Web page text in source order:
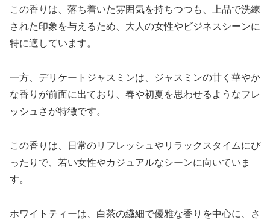
この香りは、落ち着いた雰囲気を持ちつつも、上品で洗練
された印象を与えるため、大人の女性やビジネスシーンに
特に適しています。
一方、デリケートジャスミンは、ジャスミンの甘く華やか
な香りが前面に出ており、春や初夏を思わせるようなフレ
ッシュさが特徴です。
この香りは、日常のリフレッシュやリラックスタイムにぴ
ったりで、若い女性やカジュアルなシーンに向いていま
す。
ホワイトティーは、白茶の繊細で優雅な香りを中心に、さ